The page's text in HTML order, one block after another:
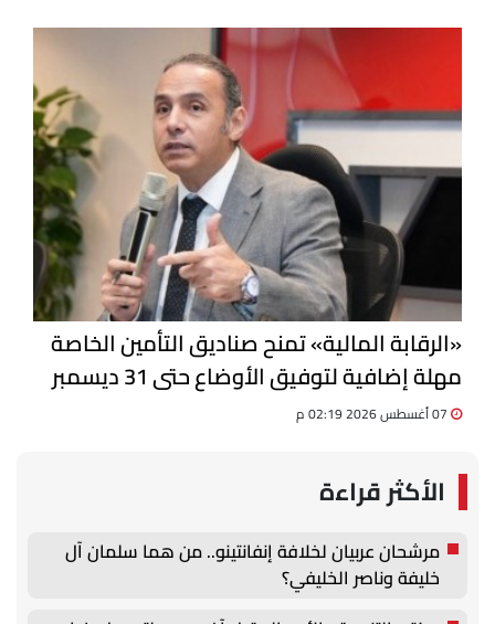
«الرقابة المالية» تمنح صناديق التأمين الخاصة
مهلة إضافية لتوفيق الأوضاع حتى 31 ديسمبر
الأكثر قراءة
مرشحان عربيان لخلافة إنفانتينو.. من هما سلمان آل
خليفة وناصر الخليفي؟